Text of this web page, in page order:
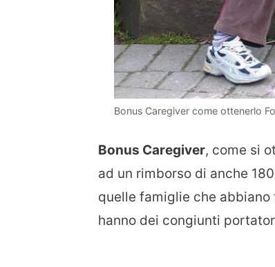
Bonus Caregiver come ottenerlo
Bonus Caregiver, come si
ad un rimborso di anche
quelle famiglie che abbiano
hanno dei congiunti